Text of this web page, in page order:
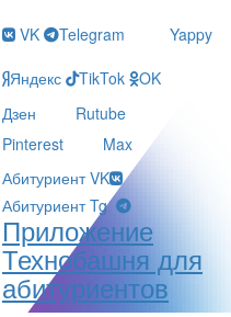
VK Telegram
Yappy
Яндекс
TikTok
OK
Дзен
Rutube
Pinterest
Max
Абитуриент VK
Абитуриент Tg
Приложение
Технобашня для
абитуриентов